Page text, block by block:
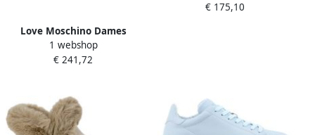
Love Moschino Dames
Sneakers Lente Zomer
Collectie Multicolor Dames
1 webshop
€ 241,72
Dames
€ 175,10